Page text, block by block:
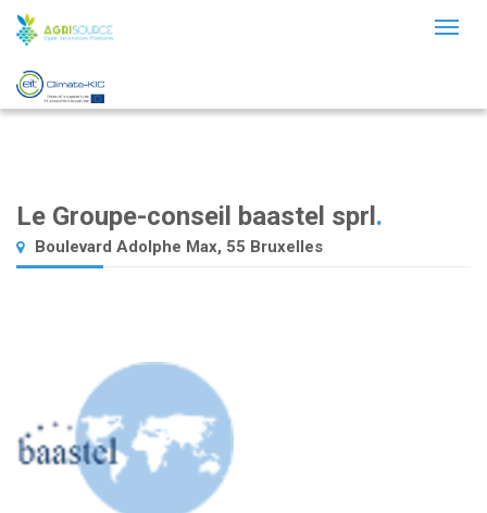
Le Groupe-conseil baastel sprl .
Boulevard Adolphe Max, 55 Bruxelles